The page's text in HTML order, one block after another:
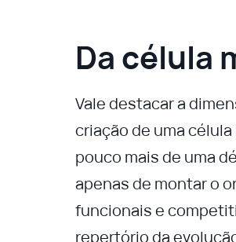
Da célula
Vale destacar a
criação de uma
pouco mais de uma
apenas de montar o
funcionais e
repertório da